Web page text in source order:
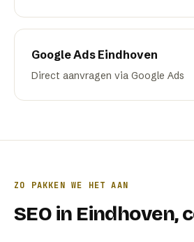
Google Ads Eindhoven
Direct aanvragen via Google Ads
ZO PAKKEN WE HET AAN
SEO in Eindhoven,